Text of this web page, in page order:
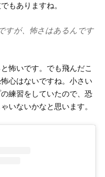
もありますね。
すが、怖さはあるんです
怖いです。でも飛んだこ
心はないですね。小さい
練習をしていたので、恐
いないかなと思います。